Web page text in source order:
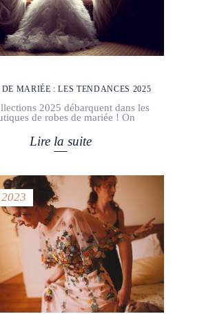
DE MARIÉE : LES TENDANCES 2025
2025 débarquent dans les
de robes de mariée ! On
Lire la suite